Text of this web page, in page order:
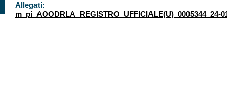
Allegati:
m_pi_AOODRLA_REGISTRO_UFFICIALE(U)_0005344_24-